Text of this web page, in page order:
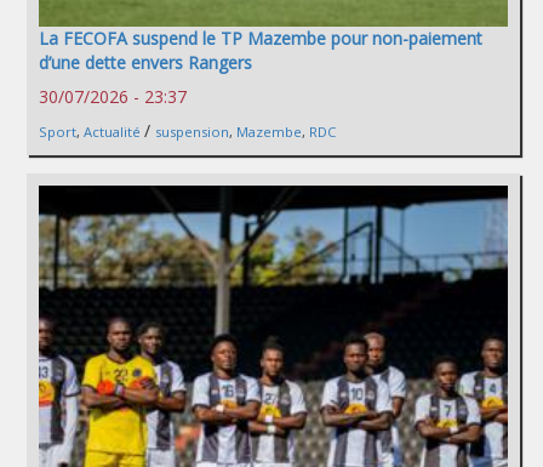
La FECOFA suspend le TP Mazembe pour non-paiement
d’une dette envers Rangers
30/07/2026 - 23:37
Sport, Actualité / suspension, Mazembe, RDC